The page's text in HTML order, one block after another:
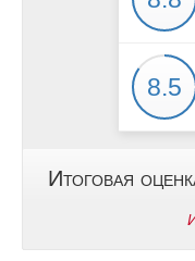
Итоговая